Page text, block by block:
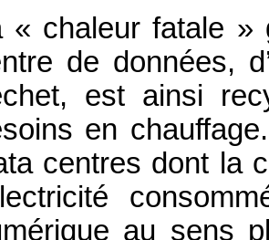
« chaleur fatale »
de données,
est ainsi
en
centres dont la
au sens